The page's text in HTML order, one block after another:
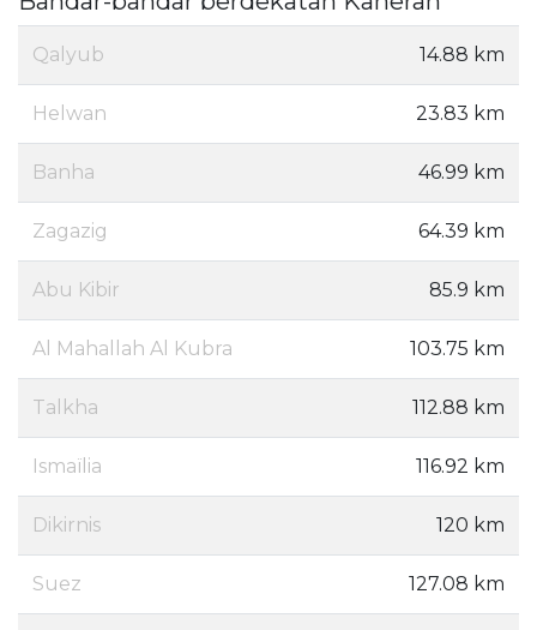
Qalyub 14.88 km
Helwan 23.83 km
Banha 46.99 km
Zagazig 64.39 km
Abu Kibir 85.9 km
Al Mahallah Al Kubra 103.75 km
Talkha 112.88 km
Ismaïlia 116.92 km
Dikirnis 120 km
Suez 127.08 km